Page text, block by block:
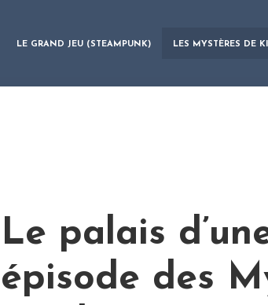
LE GRAND JEU (STEAMPUNK) LES MYSTÈRES DE
Le palais
épisode des